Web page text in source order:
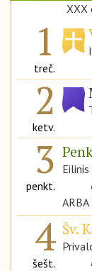
XXX
1
treč.
2
ketv.
3
penkt.
ARBA
4
šešt.
Šv.